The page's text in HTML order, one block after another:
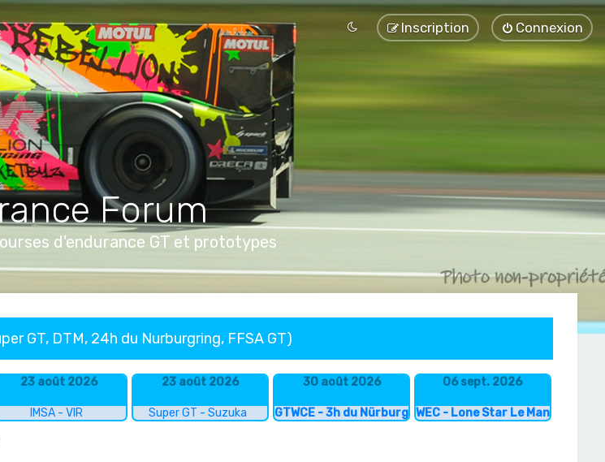
Connexion
Inscription
Forum
d'endurance GT et prototypes
GT, DTM, 24h du Nurburgring, FFSA GT)
23 août 2026
IMSA - VIR
23 août 2026
Super GT - Suzuka
30 août 2026
GTWCE - 3h du Nürburgring
06 sept. 2026
WEC - Lone Star Le Mans